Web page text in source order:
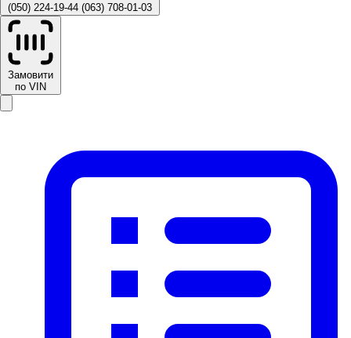
(050) 224-19-44 (063) 708-01-03
Замовити
по VIN